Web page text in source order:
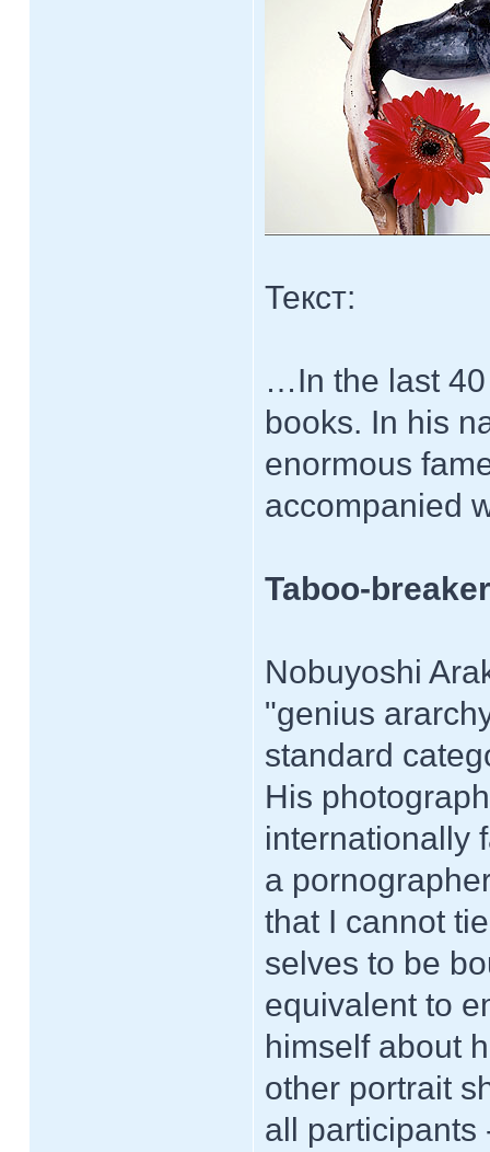
Текст:
…In the last
books. In his
enormous
accompanied
Taboo-
Nobuyoshi
"genius
standard
His
internationally
a
that I cannot
selves to be
equivalent to
himself about
other portrait
all participants